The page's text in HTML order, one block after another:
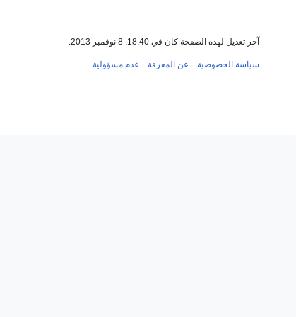
آخر تعديل لهذه الصفحة كان في 18:40, 8 نوفمبر 2013.
سياسة الخصوصية عن المعرفة عدم مسؤولية